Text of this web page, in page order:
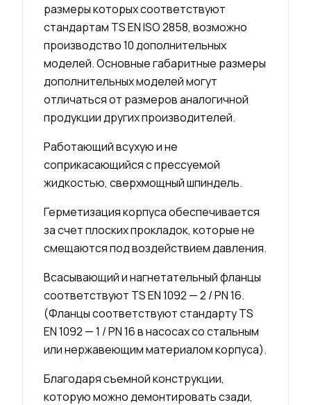
размеры которых соответствуют
стандартам TS EN ISO 2858, возможно
производство 10 дополнительных
моделей. Основные габаритные размеры
дополнительных моделей могут
отличаться от размеров аналогичной
продукции других производителей.
Работающий всухую и не
соприкасающийся с прессуемой
жидкостью, сверхмощный шпиндель.
Герметизация корпуса обеспечивается
за счет плоских прокладок, которые не
смещаются под воздействием давления.
Всасывающий и нагнетательный фланцы
соответствуют TS EN 1092 — 2 / PN 16.
(Фланцы соответствуют стандарту TS
EN 1092 — 1 / PN 16 в насосах со стальным
или нержавеющим материалом корпуса).
Благодаря съемной конструкции,
которую можно демонтировать сзади,